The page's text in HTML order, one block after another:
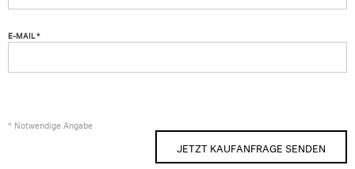
E-MAIL *
* Notwendige Angabe
JETZT KAUFANFRAGE SENDEN